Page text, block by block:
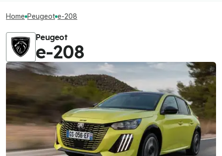
Home Peugeot e-208
Peugeot
e-208